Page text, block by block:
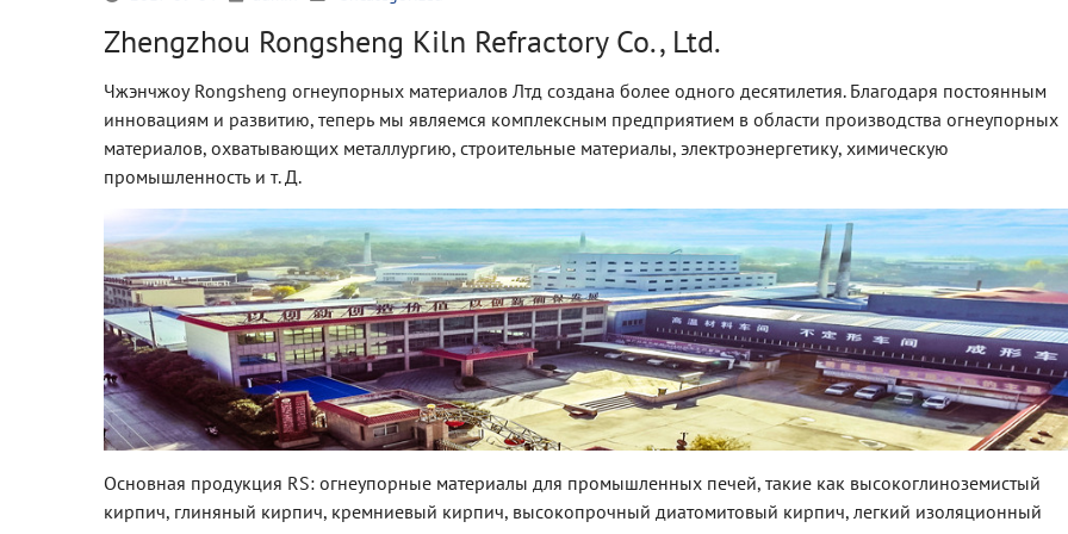
Zhengzhou Rongsheng Kiln Refractory Co., Ltd.
Чжэнчжоу Rongsheng огнеупорных материалов Лтд создана более одного десятилетия. Благодаря постоянным
инновациям и развитию, теперь мы являемся комплексным предприятием в области производства огнеупорных
материалов, охватывающих металлургию, строительные материалы, электроэнергетику, химическую
промышленность и т. Д.
Основная продукция RS: огнеупорные материалы для промышленных печей, такие как высокоглиноземистый
кирпич, глиняный кирпич, кремниевый кирпич, высокопрочный диатомитовый кирпич, легкий изоляционный